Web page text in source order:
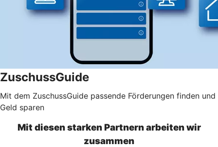
ZuschussGuide
Mit dem ZuschussGuide passende Förderungen finden und
Geld sparen
Mit diesen starken Partnern arbeiten wir
zusammen